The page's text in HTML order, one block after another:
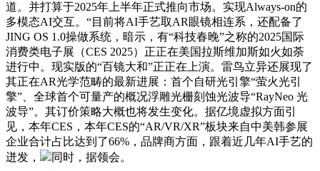
道。并打算于2025年上半年正式推向市场。实现Always-on的
多模态AI交互。“目前将AI手艺取AR眼镜相连系，还配备了
JING OS 1.0操做系统，暗示，有“科技春晚”之称的2025国际
消费类电子展（CES 2025）正正在美国拉斯维加斯如火如荼
进行中。现实版的“百镜大和”正正在上演。雷鸟立异还展现了
其正在AR光学范畴的最新进展：首个自研光引擎“萤火光引
擎”、全球首个可量产的概况浮雕光栅刻蚀光波导“RayNeo 光
波导”。其订价策略大概也将发生变化。据亿境虚拟方面引
见，本年CES，本年CES的“AR/VR/XR”板块来自中美韩参展
企业合计占比达到了66%，品牌商方面，跟着近几年AI手艺的
迸发，
同时，据领会。